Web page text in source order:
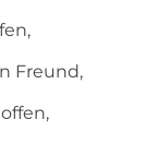
Freund,